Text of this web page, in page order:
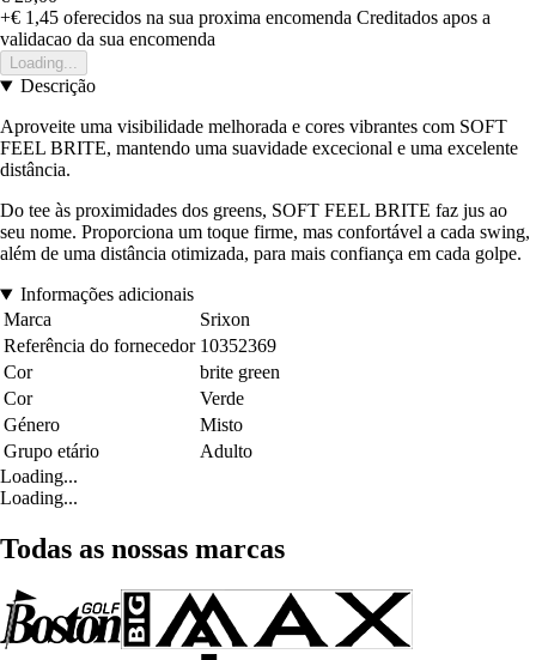
+€ 1,45 oferecidos na sua proxima encomenda Creditados apos a
validacao da sua encomenda
Loading...
Descrição
Aproveite uma visibilidade melhorada e cores vibrantes com SOFT
FEEL BRITE, mantendo uma suavidade excecional e uma excelente
distância.
Do tee às proximidades dos greens, SOFT FEEL BRITE faz jus ao
seu nome. Proporciona um toque firme, mas confortável a cada swing,
além de uma distância otimizada, para mais confiança em cada golpe.
Informações adicionais
Marca
Srixon
Referência do fornecedor 10352369
Cor
brite green
Cor
Verde
Género
Misto
Grupo etário
Adulto
Loading...
Loading...
Todas as nossas marcas